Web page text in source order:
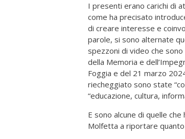
I presenti erano carichi di
come ha precisato
di creare interesse e
parole, si sono alternate
spezzoni di video che
della Memoria e
Foggia e del 21 marzo
riecheggiato sono state
“educazione, cultura,
E sono alcune di quelle
Molfetta a riportare